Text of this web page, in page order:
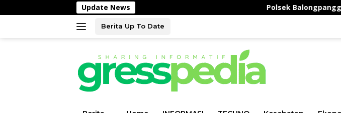
ke
Update News Polsek Balongpanggang
Berita Up To Date